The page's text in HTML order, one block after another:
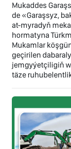
Mukaddes
de «Garaşsyz,
at-myradyň
hormatyna
Mukamlar
geçirilen
jemgyýetçiligiň
täze